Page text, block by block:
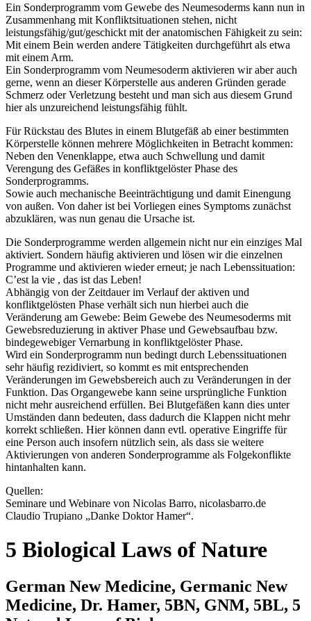
Ein Sonderprogramm vom Gewebe des Neumesoderms kann nun in
Zusammenhang mit Konfliktsituationen stehen, nicht
leistungsfähig/gut/geschickt mit der anatomischen Fähigkeit zu sein:
Mit einem Bein werden andere Tätigkeiten durchgeführt als etwa
mit einem Arm.
Ein Sonderprogramm vom Neumesoderm aktivieren wir aber auch
gerne, wenn an dieser Körperstelle aus anderen Gründen gerade
Schmerz oder Verletzung besteht und man sich aus diesem Grund
hier als unzureichend leistungsfähig fühlt.
Für Rückstau des Blutes in einem Blutgefäß ab einer bestimmten
Körperstelle können mehrere Möglichkeiten in Betracht kommen:
Neben den Venenklappe, etwa auch Schwellung und damit
Verengung des Gefäßes in konfliktgelöster Phase des
Sonderprogramms.
Sowie auch mechanische Beeinträchtigung und damit Einengung
von außen. Von daher ist bei Vorliegen eines Symptoms zunächst
abzuklären, was nun genau die Ursache ist.
Die Sonderprogramme werden allgemein nicht nur ein einziges Mal
aktiviert. Sondern häufig aktivieren und lösen wir die einzelnen
Programme und aktivieren wieder erneut; je nach Lebenssituation:
C’est la vie , das ist das Leben!
Abhängig von der Zeitdauer im Verlauf der aktiven und
konfliktgelösten Phase verhält sich nun hierbei auch die
Veränderung am Gewebe: Beim Gewebe des Neumesoderms mit
Gewebsreduzierung in aktiver Phase und Gewebsaufbau bzw.
bindegewebiger Vernarbung in konfliktgelöster Phase.
Wird ein Sonderprogramm nun bedingt durch Lebenssituationen
sehr häufig rezidiviert, so kommt es mit entsprechenden
Veränderungen im Gewebsbereich auch zu Veränderungen in der
Funktion. Das Organgewebe kann seine ursprüngliche Funktion
nicht mehr ausreichend erfüllen. Bei Blutgefäßen kann dies unter
Umständen dann bedeuten, dass dadurch die Klappen nicht mehr
korrekt schließen. Hier können dann evtl. operative Eingriffe für
eine Person auch insofern nützlich sein, als dass sie weitere
Aktivierungen von anderen Sonderprogramme als Folgekonflikte
hintanhalten kann.
Quellen:
Seminare und Webinare von Nicolas Barro, nicolasbarro.de
Claudio Trupiano „Danke Doktor Hamer“.
5 Biological Laws of Nature
German New Medicine, Germanic New
Medicine, Dr. Hamer, 5BN, GNM, 5BL, 5